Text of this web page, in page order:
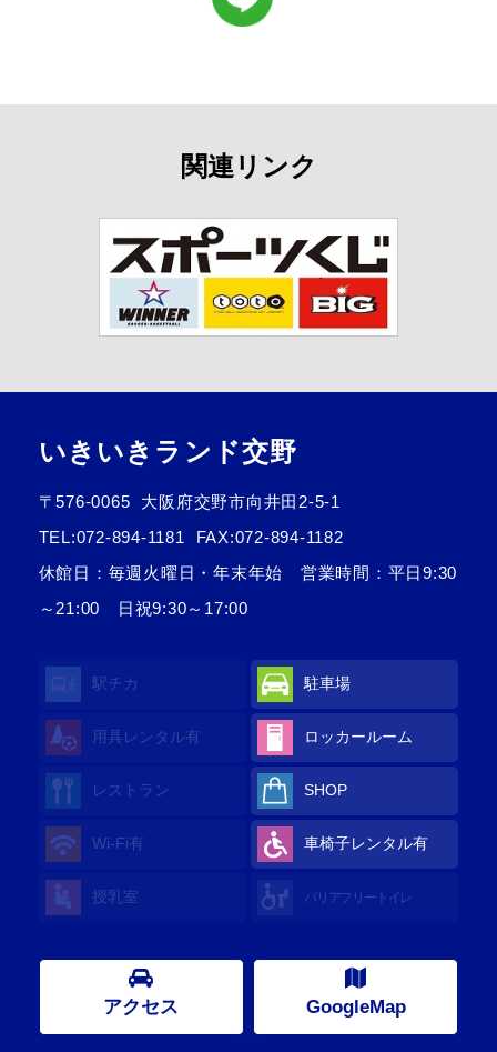
関連リンク
いきいきランド交野
〒576-0065
大阪府交野市向井田2-5-1
TEL:072-894-1181
FAX:072-894-1182
休館日：毎週火曜日・年末年始 営業時間：平日9:30
～21:00 日祝9:30～17:00
駅チカ 駐車場
用具レンタル有 ロッカールーム
レストラン SHOP
Wi-Fi有 車椅子レンタル有
授乳室 バリアフリートイレ
アクセス GoogleMap